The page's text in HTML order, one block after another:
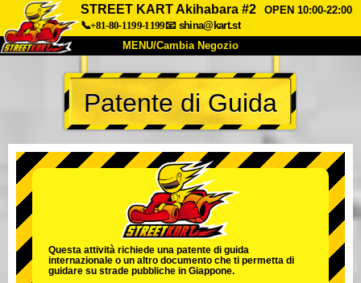
STREET KART Akihabara #2
OPEN 10:00-22:00
📞+81-80-1199-1199📧 shina@kart.st
MENU/Cambia Negozio
INIZIO
Chi Siamo Specifiche Prezzo
Azienda Prenotazioni
Cambia Negozio
Tokyo Shinagawa
Tokyo Akihabara#2
Tokyo Shibuya Annex
Patente di Guida
Questa attività richiede una patente di guida
internazionale o un altro documento che ti permetta di
guidare su strade pubbliche in Giappone.